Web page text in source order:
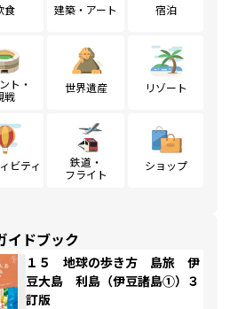
食 建築・アート 宿泊
ト・
戦
世界遺産 リゾート
ビティ
鉄道・
フライト
ショップ
イドブック
１５ 地球の歩き方 島旅 伊
豆大島 利島（伊豆諸島①）３
訂版